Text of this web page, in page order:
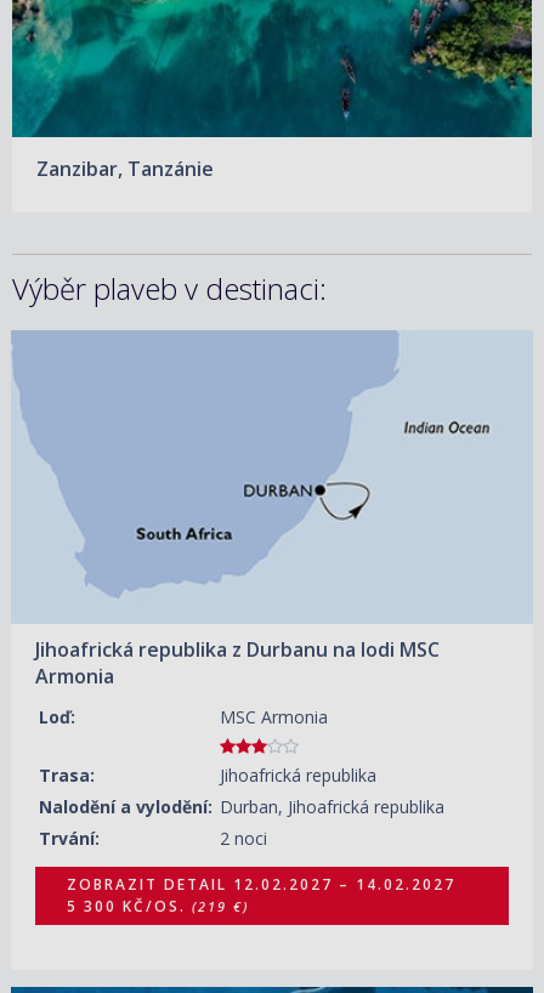
Zanzibar, Tanzánie
Výběr plaveb v destinaci:
Jihoafrická republika z Durbanu na lodi MSC
Armonia
Loď: MSC Armonia
Trasa:
Jihoafrická republika
Nalodění a vylodění: Durban, Jihoafrická republika
Trvání:
2 noci
ZOBRAZIT DETAIL
5 300 KČ/OS.
ZOBRAZIT DETAIL 12.02.2027 – 14.02.2027
5 300 KČ/OS. (219 €)